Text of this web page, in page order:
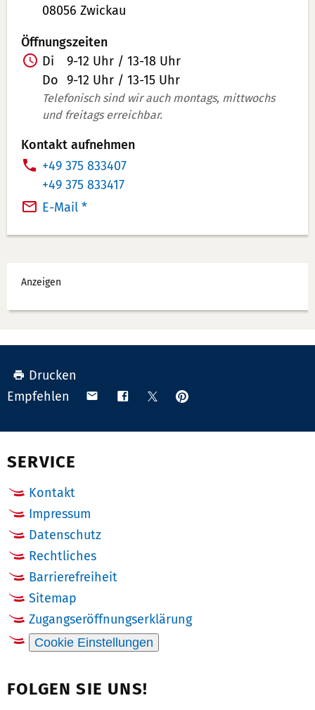
08056 Zwickau
Öffnungszeiten
Di
9-12 Uhr / 13-18 Uhr
Do 9-12 Uhr / 13-15 Uhr
Z
t
z
f
o
a
t
o
e
n
Telefonisch sind wir auch montags, mittwochs
und freitags erreichbar.
Kontakt aufnehmen
T
e
l
f
n
u
e
r:
+49 375 833407
T
e
e
o
n
m
e
+49 375 833417
E-Mail *
Werbung
Anzeigen
Drucken
Empfehlen
Teilen Teilen TeilenAnpinnen
SERVICE
Kontakt
Impressum
Datenschutz
Rechtliches
Barrierefreiheit
Sitemap
Zugangseröffnungserklärung
Cookie Einstellungen
FOLGEN SIE UNS!